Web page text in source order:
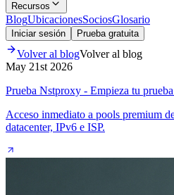
Recursos
BlogUbicacionesSociosGlosario
Iniciar sesión Prueba gratuita
Volver al blogVolver al blog
May 21st 2026
Prueba Nstproxy - Empieza tu
Acceso inmediato a pools premium
datacenter, IPv6 e ISP.